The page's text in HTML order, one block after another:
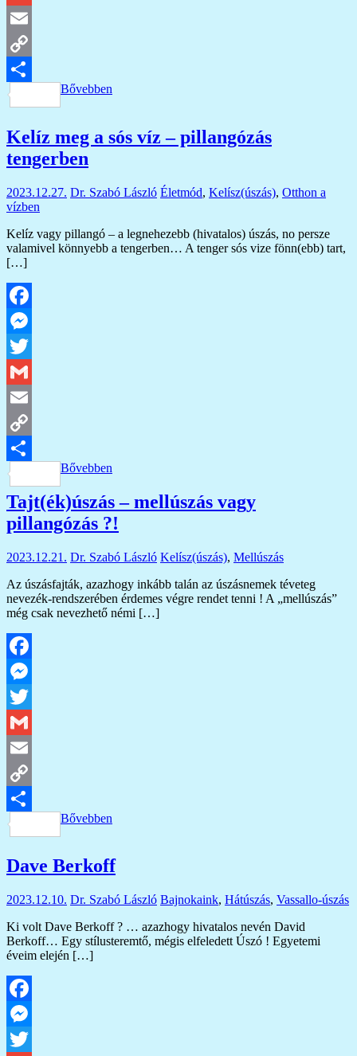
Gmail
Email
Copy
Link
Ossza
Bővebben
Kelíz meg a sós víz – pillangózás
tengerben
2023.12.27. Dr. Szabó László Életmód, Kelísz(úszás), Otthon a
vízben
Kelíz vagy pillangó – a legnehezebb (hivatalos) úszás, no persze
valamivel könnyebb a tengerben… A tenger sós vize fönn(ebb) tart,
[…]
Facebook
Messenger
Twitter
Gmail
Email
Copy
Link
Ossza
meg
Bővebben
Tajt(ék)úszás – mellúszás vagy
pillangózás ?!
2023.12.21. Dr. Szabó László Kelísz(úszás), Mellúszás
Az úszásfajták, azazhogy inkább talán az úszásnemek téveteg
nevezék-rendszerében érdemes végre rendet tenni ! A „mellúszás”
még csak nevezhető némi […]
Facebook
Messenger
Twitter
Gmail
Email
Copy
Link
Ossza
Bővebben
Dave Berkoff
2023.12.10. Dr. Szabó László Bajnokaink, Hátúszás, Vassallo-úszás
Ki volt Dave Berkoff ? … azazhogy hivatalos nevén David
Berkoff… Egy stílusteremtő, mégis elfeledett Úszó ! Egyetemi
éveim elején […]
Facebook
Messenger